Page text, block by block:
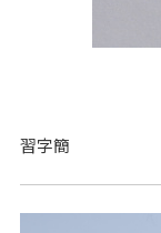
習字簡